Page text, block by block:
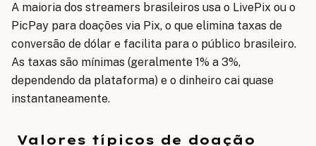
A maioria dos streamers brasileiros usa o LivePix ou o
PicPay para doações via Pix, o que elimina taxas de
conversão de dólar e facilita para o público brasileiro.
As taxas são mínimas (geralmente 1% a 3%,
dependendo da plataforma) e o dinheiro cai quase
instantaneamente.
Valores típicos de doação